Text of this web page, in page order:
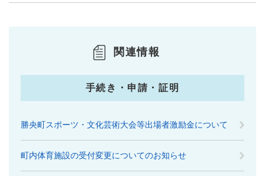
関連情報
手続き・申請・証明
勝央町スポーツ・文化芸術大会等出場者激励金について
町内体育施設の受付変更についてのお知らせ